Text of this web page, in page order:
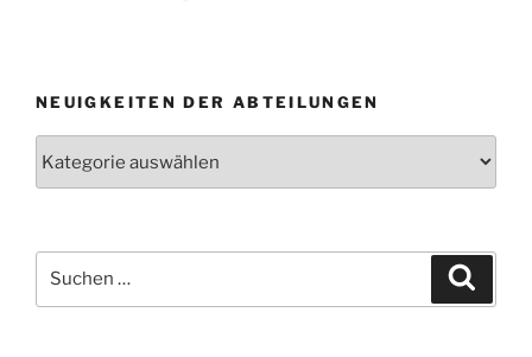
NEUIGKEITEN DER ABTEILUNGEN
nach: